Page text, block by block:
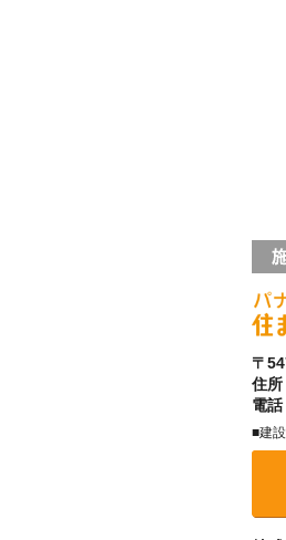
〒
住所
電
■建